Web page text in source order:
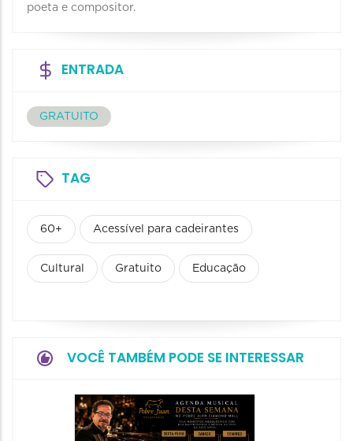
poeta e compositor.
ENTRADA
GRATUITO
TAG
60+ Acessível para cadeirantes
Cultural Gratuito Educação
VOCÊ TAMBÉM PODE SE INTERESSAR